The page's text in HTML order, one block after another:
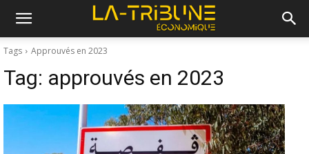
Tags Approuvés en 2023
Tag: approuvés en 2023